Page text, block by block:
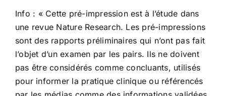
Info : « Cette pré-impression est à l’étude dans
une revue Nature Research. Les pré-impressions
sont des rapports préliminaires qui n’ont pas fait
l’objet d’un examen par les pairs. Ils ne doivent
pas être considérés comme concluants, utilisés
pour informer la pratique clinique ou référencés